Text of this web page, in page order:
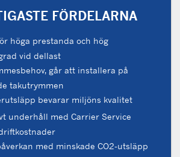
FÖRDELARNA
höga prestanda och hög
vid dellast
går att installera på
takutrymmen
bevarar miljöns kvalitet
underhåll med Carrier Service
med minskade CO2-utsläpp